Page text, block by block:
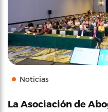
Noticias
La Asociación de